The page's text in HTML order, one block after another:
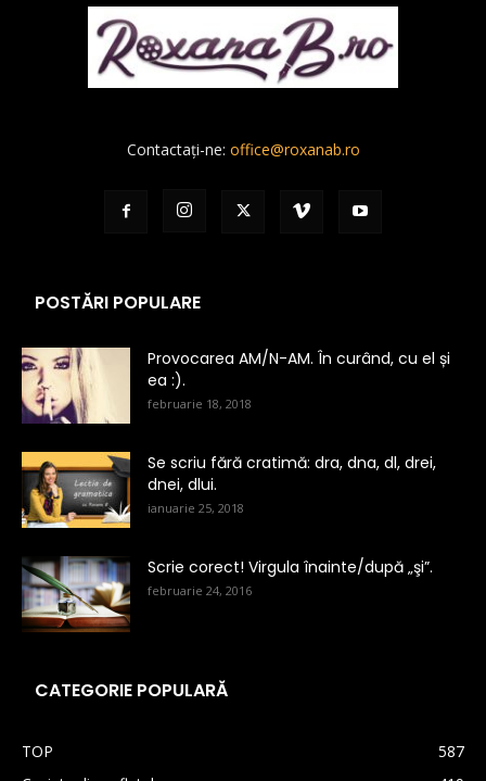
Contactați-ne: office@roxanab.ro
POSTĂRI POPULARE
Provocarea AM/N-AM. În curând, cu el și
ea :).
februarie 18, 2018
Se scriu fără cratimă: dra, dna, dl, drei,
dnei, dlui.
ianuarie 25, 2018
Scrie corect! Virgula înainte/după „şi”.
februarie 24, 2016
CATEGORIE POPULARĂ
TOP
587